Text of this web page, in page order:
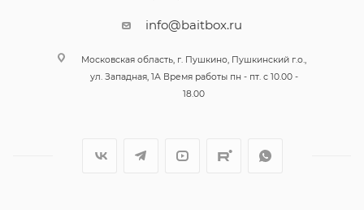
info@baitbox.ru
Московская область, г. Пушкино, Пушкинский г.о.,
ул. Западная, 1А Время работы пн - пт. с 10.00 -
18.00